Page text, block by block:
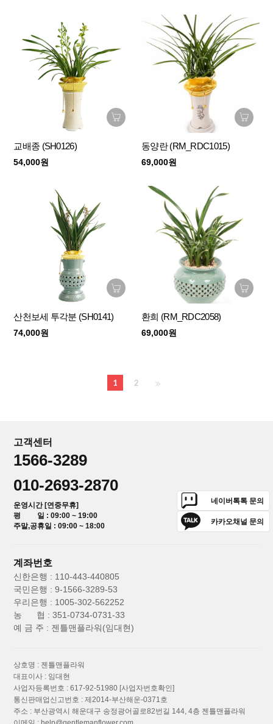
교배종 (SH0126)
54,000원
동양란 (RM_RDC1015)
69,000원
산천보세 투각분 (SH0141)
74,000원
환희 (RM_RDC2058)
69,000원
1 2
고객센터
1566-3289
010-2693-2870
운영시간 [연중무휴]
평 일 : 09:00 ~ 19:00
주말,공휴일 : 09:00 ~ 18:00
네이버톡톡 문의
카카오채널 문의
계좌번호
신한은행 : 110-443-440805
국민은행 : 9-1566-3289-53
우리은행 : 1005-302-562252
농 협 : 351-0734-0731-33
예 금 주 : 젠틀맨플라워(임대현)
상호명 : 젠틀맨플라워
대표이사 : 임대현
사업자등록번호 : 617-92-51980 [사업자번호확인]
통신판매업신고번호 : 제2014-부산해운-0371호
주소 : 부산광역시 해운대구 송정광어골로82번길 144, 4층 젠틀맨플라워